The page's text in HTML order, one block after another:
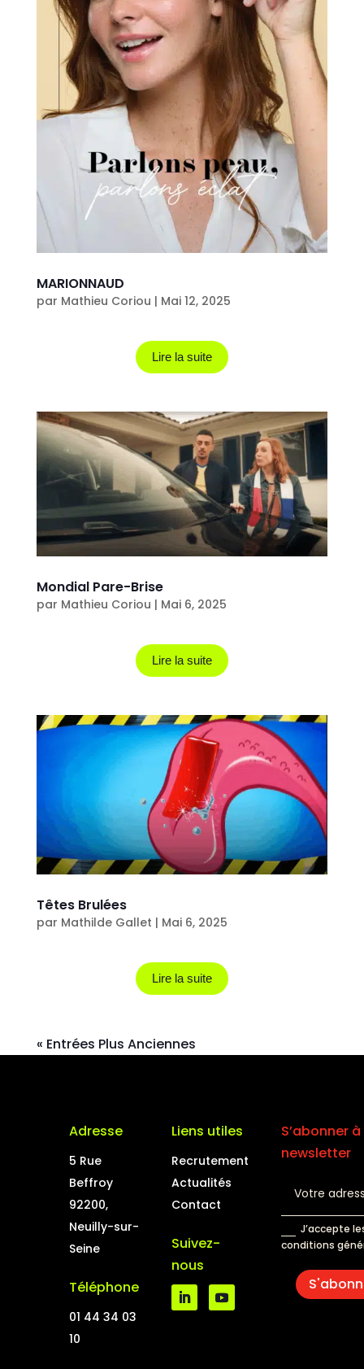
MARIONNAUD
par Mathieu Coriou | Mai 12, 2025
Lire la suite
Mondial Pare-Brise
par Mathieu Coriou | Mai 6, 2025
Lire la suite
Têtes Brulées
par Mathilde Gallet | Mai 6, 2025
Lire la suite
« Entrées Plus Anciennes
Adresse
5 Rue
Beffroy
92200,
Neuilly-sur-
Seine
Téléphone
01 44 34 03
10
Liens utiles
Recrutement
Actualités
Contact
Suivez-
nous
S’abonner
newsletter
J’accepte
conditions